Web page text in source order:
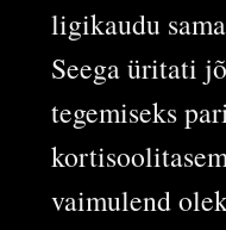
ligikaudu
Seega üritati
tegemiseks
vaimulend